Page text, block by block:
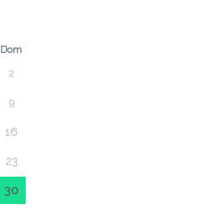
Dom
2
9
16
23
30